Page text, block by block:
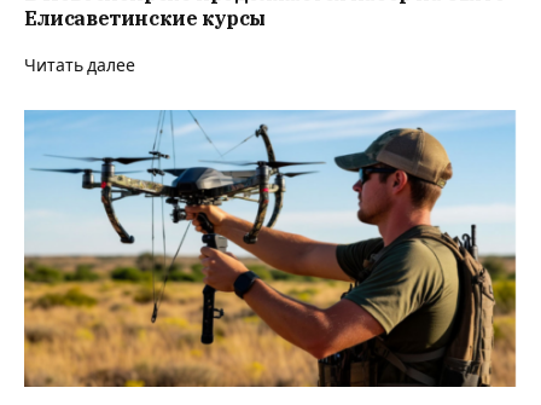
Елисаветинские курсы
Читать далее